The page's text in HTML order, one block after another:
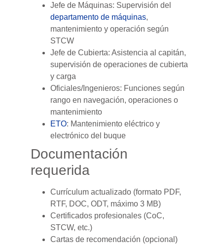
Jefe de Máquinas: Supervisión del
departamento de máquinas,
mantenimiento y operación según
STCW
Jefe de Cubierta: Asistencia al capitán,
supervisión de operaciones de cubierta
y carga
Oficiales/Ingenieros: Funciones según
rango en navegación, operaciones o
mantenimiento
ETO: Mantenimiento eléctrico y
electrónico del buque
Documentación
requerida
Currículum actualizado (formato PDF,
RTF, DOC, ODT, máximo 3 MB)
Certificados profesionales (CoC,
STCW, etc.)
Cartas de recomendación (opcional)